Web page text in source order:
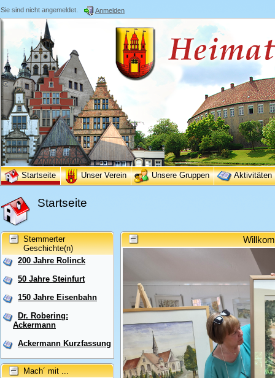
Sie sind nicht angemeldet. Anmelden
Startseite Unser Verein Unsere Gruppen Aktivitäten
Startseite
Stemmerter
Geschichte(n)
200 Jahre Rolinck
50 Jahre Steinfurt
150 Jahre Eisenbahn
Dr. Robering:
Ackermann
Ackermann Kurzfassung
Mach´ mit ...